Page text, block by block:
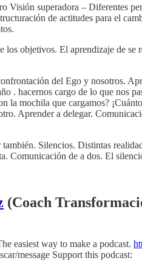
Visión superadora – Diferentes
de actitudes para el
objetivos. El aprendizaje de se
del Ego y nosotros.
. hacernos cargo de lo que nos
la mochila que cargamos?
Aprender a delegar.
Silencios. Distintas
Comunicación de a dos. El
(Coach
easiest way to make a podcast.
message Support this podcast: